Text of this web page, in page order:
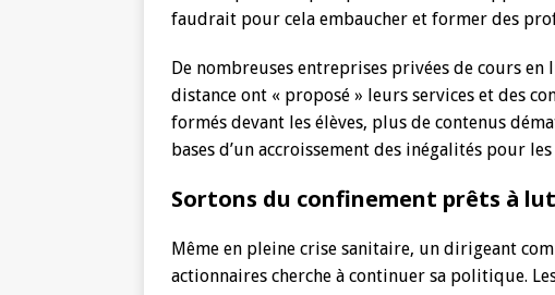
faudrait pour cela embaucher et former des
De nombreuses entreprises privées de cours
distance ont « proposé » leurs services et des
formés devant les élèves, plus de contenus
bases d’un accroissement des inégalités pour les
Sortons du confinement prêts à
Même en pleine crise sanitaire, un dirigeant
actionnaires cherche à continuer sa politique.